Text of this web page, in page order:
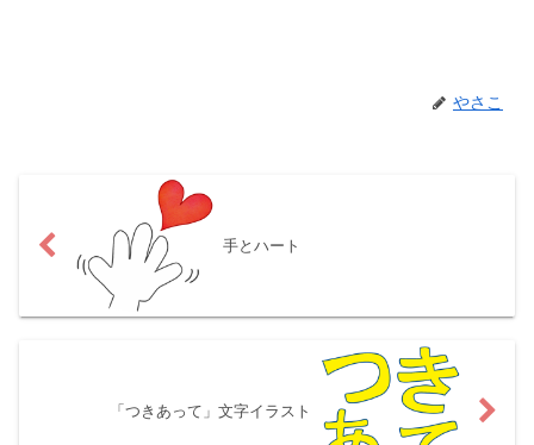
やさこ
手とハート
「つきあって」文字イラスト